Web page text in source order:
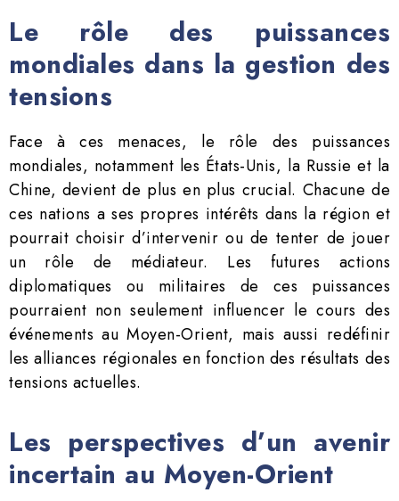
Le rôle des puissances
mondiales dans la gestion des
tensions
Face à ces menaces, le rôle des puissances
mondiales, notamment les États-Unis, la Russie et la
Chine, devient de plus en plus crucial. Chacune de
ces nations a ses propres intérêts dans la région et
pourrait choisir d’intervenir ou de tenter de jouer
un rôle de médiateur. Les futures actions
diplomatiques ou militaires de ces puissances
pourraient non seulement influencer le cours des
événements au Moyen-Orient, mais aussi redéfinir
les alliances régionales en fonction des résultats des
tensions actuelles.
Les perspectives d’un avenir
incertain au Moyen-Orient